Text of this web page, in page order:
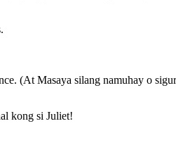
(At Masaya silang namuhay o
kong si Juliet!